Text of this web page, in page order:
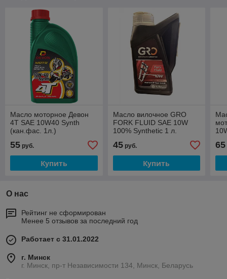
Масло моторное Девон
4T SAE 10W40 Synth
(кан.фас. 1л.)
55 руб.
Купить
Масло вилочное GRO
FORK FLUID SAE 10W
100% Synthetic 1 л.
45руб.
Купить
65
О нас
Рейтинг не сформирован
Менее 5 отзывов за последний год
Работает с 31.01.2022
г. Минск
г. Минск, пр-т Независимости 134, Минск, Беларусь